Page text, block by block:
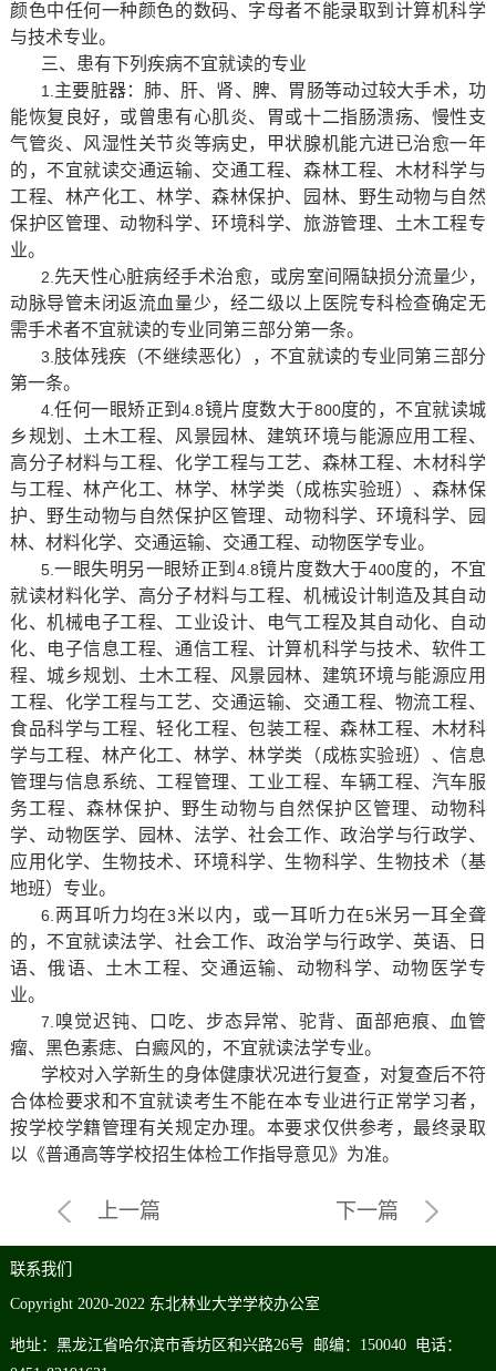
颜色中任何一种颜色的数码、字母者不能录取到计算机科学
与技术专业。
三、患有下列疾病不宜就读的专业
1.主要脏器：肺、肝、肾、脾、胃肠等动过较大手术，功
能恢复良好，或曾患有心肌炎、胃或十二指肠溃疡、慢性支
气管炎、风湿性关节炎等病史，甲状腺机能亢进已治愈一年
的，不宜就读交通运输、交通工程、森林工程、木材科学与
工程、林产化工、林学、森林保护、园林、野生动物与自然
保护区管理、动物科学、环境科学、旅游管理、土木工程专
业。
2.先天性心脏病经手术治愈，或房室间隔缺损分流量少，
动脉导管未闭返流血量少，经二级以上医院专科检查确定无
需手术者不宜就读的专业同第三部分第一条。
3.肢体残疾（不继续恶化），不宜就读的专业同第三部分
第一条。
4.任何一眼矫正到4.8镜片度数大于800度的，不宜就读城
乡规划、土木工程、风景园林、建筑环境与能源应用工程、
高分子材料与工程、化学工程与工艺、森林工程、木材科学
与工程、林产化工、林学、 林学类（成栋实验班）、 森林保
护、野生动物与自然保护区管理、动物科学、环境科学、园
林、材料化学、交通运输、交通工程、动物医学专业。
5.一眼失明另一眼矫正到 4.8镜片度数大于400度的，不宜
就读材料化学、高分子材料与工程、机械设计制造及其自动
化、机械电子工程、工业设计、电气工程及其自动化、自动
化、电子信息工程、通信工程、计算机科学与技术、软件工
程、城乡规划、土木工程、风景园林、建筑环境与能源应用
工程、化学工程与工艺、交通运输、交通工程、物流工程、
食品科学与工程、轻化工程、包装工程、森林工程、木材科
学与工程、林产化工、林学、林学类（成栋实验班）、信息
管理与信息系统、工程管理、工业工程、车辆工程、汽车服
务工程、 森林保护、野生动物与自然保护区管理、动物科
学、动物医学、园林、法学、社会工作、政治学与行政学、
应用化学、生物技术、环境科学、生物科学、生物技术（基
地班）专业。
6.两耳听力均在3米以内，或一耳听力在5米另一耳全聋
的，不宜就读法学、社会工作、政治学与行政学、英语、日
语、俄语、土木工程、交通运输、动物科学、动物医学专
业。
7. 嗅觉迟钝、口吃、步态异常、驼背、面部疤痕、血管
瘤、黑色素痣、白癜风的，不宜就读法学专业。
学校对入学新生的身体健康状况进行复查，对复查后不符
合体检要求和不宜就读考生不能在本专业进行正常学习者，
按学校学籍管理有关规定办理。本要求仅供参考，最终录取
以《普通高等学校招生体检工作指导意见》为准。
上一篇 下一篇
联系我们
Copyright2020-2022 东北林业大学学校办公室
地址： 黑龙江省 哈尔滨市香坊区和兴路26号 邮编 ： 150040 电话：